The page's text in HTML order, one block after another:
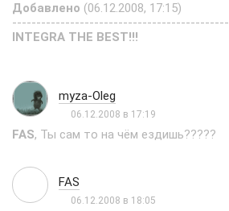
Добавлено (06.12.2008, 17:15)
---------------------------------------------
INTEGRA THE BEST!!!
myza-Oleg
06.12.2008 в 17:19
FAS, Ты сам то на чём ездишь?????
FAS
06.12.2008 в 18:05